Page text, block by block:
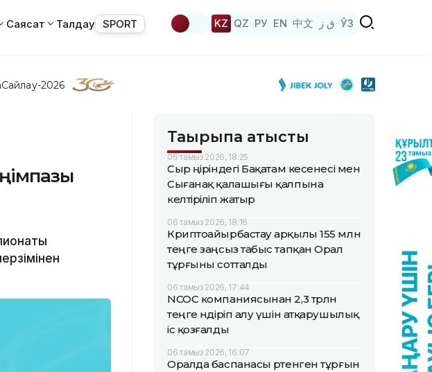
Саясат Талдау SPORT KZ QZ РУ EN 中文 ق ز ЎЗ
Сайлау-2026
Тақырыпқа қатысты
06 тамыз 2026, 18:25
Сыр өңіріндегі Бақатам кесенесі мен
Сығанақ қалашығы қалпына
келтіріліп жатыр
06 тамыз 2026, 18:16
Криптоайырбастау арқылы 155 млн
теңге заңсыз табыс тапқан Орал
тұрғыны сотталды
06 тамыз 2026, 17:44
NCOC компаниясынан 2,3 трлн
теңге өндіріп алу үшін атқарушылық
іс қозғалды
06 тамыз 2026, 16:07
Оралда баспанасы өртенген тұрғын